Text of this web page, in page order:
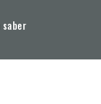
saber